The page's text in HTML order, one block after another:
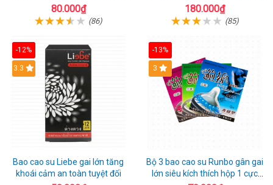
thú hộp 10
80.000₫
(86)
lượng
180.000₫
(85)
-12%
3.3
Bao cao su Liebe gai lớn tăng
khoái cảm an toàn tuyệt đối
-13%
3
Bộ 3 bao cao su Runbo gân gai
lớn siêu kích thích hộp 1 cực